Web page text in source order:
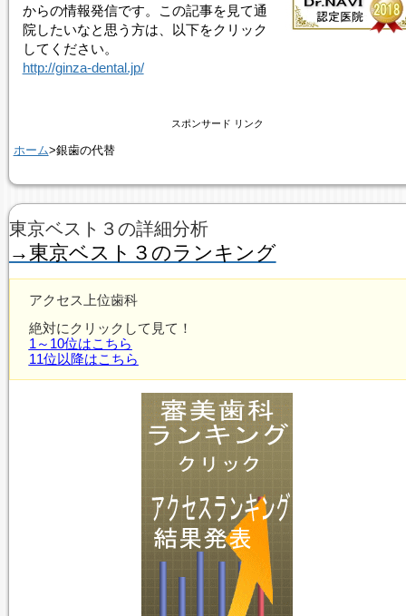
からの情報発信です。この記事を見て通
院したいなと思う方は、以下をクリック
してください。
http://ginza-dental.jp/
スポンサード リンク
ホーム>銀歯の代替
東京ベスト３の詳細分析
→東京ベスト３のランキング
アクセス上位歯科
絶対にクリックして見て！
1～10位はこちら
11位以降はこちら